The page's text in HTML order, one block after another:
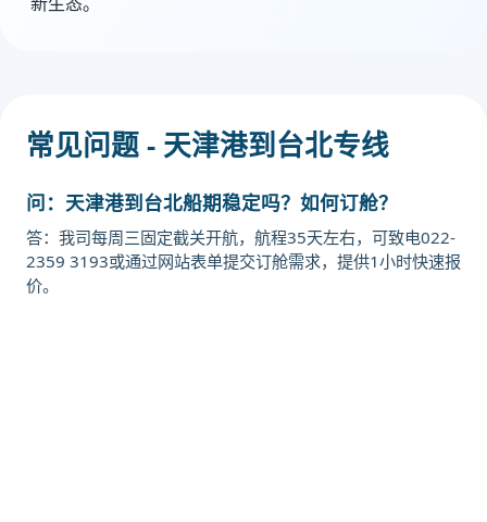
常见问题 - 天津港到台北专线
问：天津港到台北船期稳定吗？如何订舱？
答：我司每周三固定截关开航，航程35天左右，可致电022-
2359 3193或通过网站表单提交订舱需求，提供1小时快速报
价。